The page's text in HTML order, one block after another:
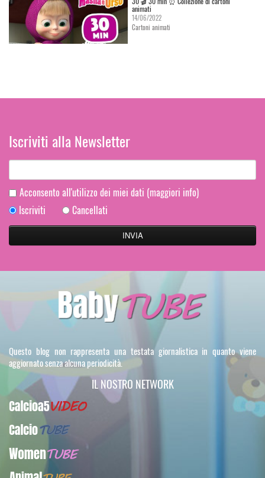
animati
14/06/2022
Cartoni animati
Iscriviti alla Newsletter
Acconsento all'utilizzo dei miei dati (maggiori info)
Iscriviti
Cancellati
Questo blog non rappresenta una testata giornalistica in quanto viene
aggiornato senza alcuna periodicità.
IL NOSTRO NETWORK
Calcioa5Video